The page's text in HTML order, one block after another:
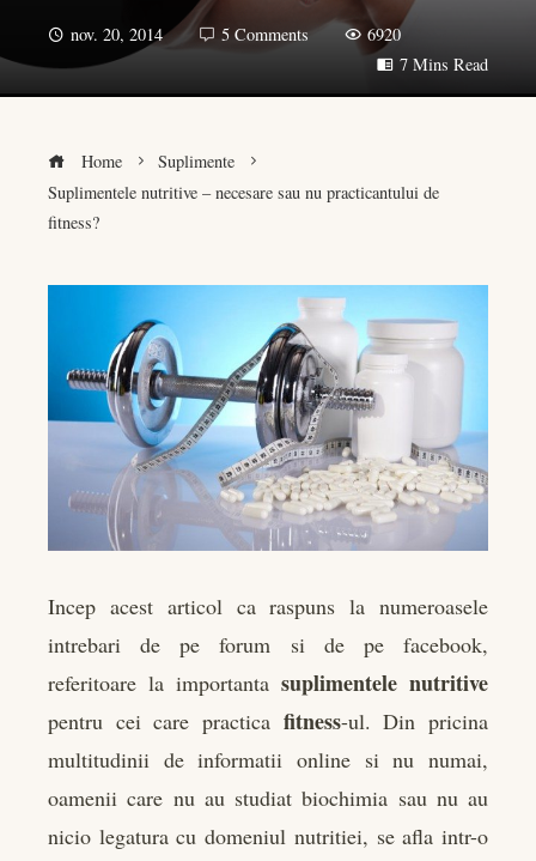
nov. 20, 2014 5 Comments
6920
7 Mins Read
Home
Suplimente
Suplimentele nutritive – necesare sau nu practicantului de
fitness?
Incep acest articol ca raspuns la numeroasele
intrebari de pe forum si de pe facebook,
referitoare la importanta suplimentele nutritive
pentru cei care practica fitness-ul. Din pricina
multitudinii de informatii online si nu numai,
oamenii care nu au studiat biochimia sau nu au
nicio legatura cu domeniul nutritiei, se afla intr-o